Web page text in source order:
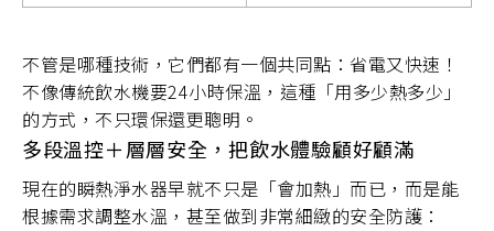
不管是哪種技術，它們都有一個共同點：省電又快速！
不像傳統飲水機要24小時保溫，這種「用多少熱多少」
的方式，不只環保還更聰明。
多段溫控＋層層安全，把飲水體驗顧好顧滿
現在的瞬熱淨水器早就不只是「會加熱」而已，而是能
根據需求調整水溫，甚至做到非常細緻的安全防護：